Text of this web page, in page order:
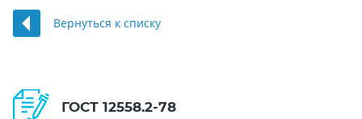
Вернуться к списку
ГОСТ 12558.2-78